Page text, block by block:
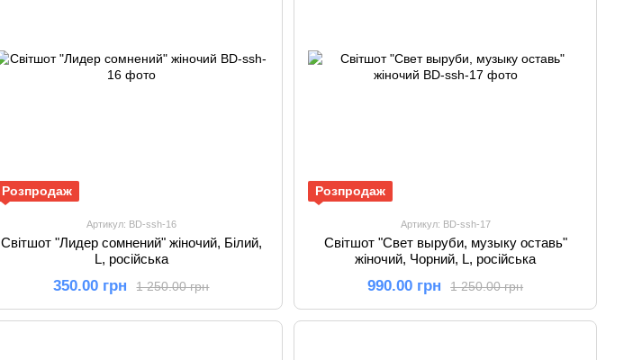
Розпродаж
Артикул: BD-ssh-16
Світшот "Лидер сомнений" жіночий, Білий,
L, російська
1 250.00 грн
350.00 грн
Розпродаж
Артикул: BD-ssh-17
Світшот "Свет выруби, музыку оставь"
жіночий, Чорний, L, російська
1 250.00 грн
990.00 грн